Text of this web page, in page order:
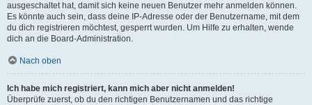
ausgeschaltet hat, damit sich keine neuen Benutzer mehr anmelden können.
Es könnte auch sein, dass deine IP-Adresse oder der Benutzername, mit dem
du dich registrieren möchtest, gesperrt wurden. Um Hilfe zu erhalten, wende
dich an die Board-Administration.
Nach oben
Ich habe mich registriert, kann mich aber nicht anmelden!
Überprüfe zuerst, ob du den richtigen Benutzernamen und das richtige